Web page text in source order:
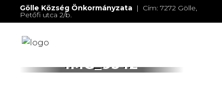
Gölle Község Önkormányzata | Cím: 7272 Gölle,
Petőfi utca 2/b.
IMG_9542